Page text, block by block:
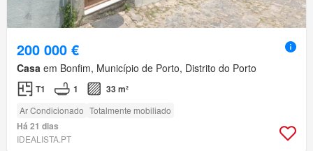
200 000 €
Casa em Bonfim, Município de Porto, Distrito do Porto
T1 1 33 m²
Ar Condicionado Totalmente mobiliado
Há 21 dias
IDEALISTA.PT